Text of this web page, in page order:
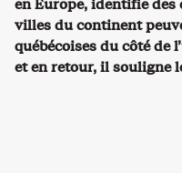
en Europe, identifie
villes du continent
québécoises du côté de
et en retour, il souligne